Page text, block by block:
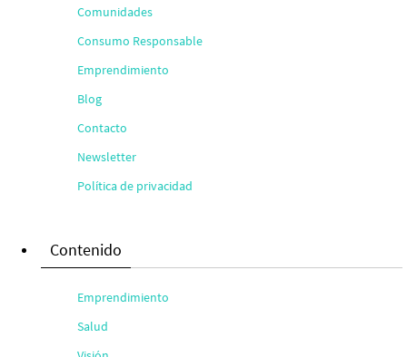
Comunidades
Consumo Responsable
Emprendimiento
Blog
Contacto
Newsletter
Política de privacidad
Contenido
Emprendimiento
Salud